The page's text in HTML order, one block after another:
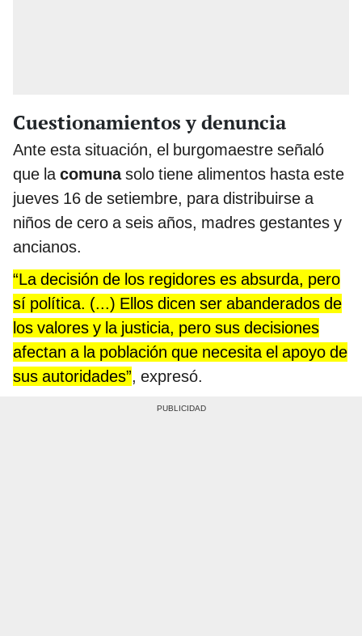
Cuestionamientos y denuncia
Ante esta situación, el burgomaestre señaló
que lacomunasolo tiene alimentos hasta este
jueves 16 de setiembre, para distribuirse a
niños de cero a seis años, madres gestantes y
ancianos.
“La decisión de los regidores es absurda, pero
sí política. (...) Ellos dicen ser abanderados de
los valores y la justicia, pero sus decisiones
afectan a la población que necesita el apoyo de
sus autoridades”, expresó.